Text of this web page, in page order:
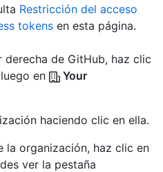
Restricción del acceso
tokens en esta página.
derecha de GitHub, haz clic
en
Your
haciendo clic en ella.
la organización, haz clic en
ver la pestaña